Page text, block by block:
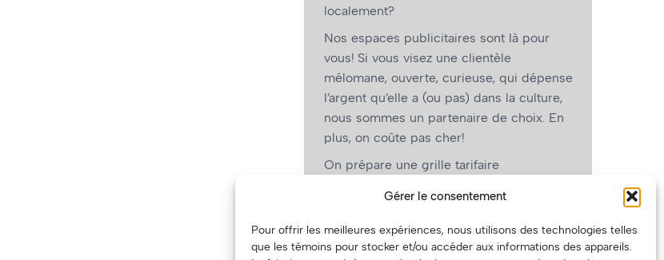
Gérer le consentement
Pour offrir les meilleures expériences, nous utilisons des technologies telles
que les témoins pour stocker et/ou accéder aux informations des appareils.
localement?
Nos espaces publicitaires sont là pour
vous! Si vous visez une clientèle
mélomane, ouverte, curieuse, qui dépense
l’argent qu’elle a (ou pas) dans la culture,
nous sommes un partenaire de choix. En
plus, on coûte pas cher!
On prépare une grille tarifaire
vous, les artistes!)